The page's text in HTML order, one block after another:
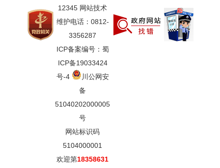
12345 网站技术
维护电话：0812-
3356287
ICP备案编号：蜀
ICP备19033424
号-4
川公网安
备
51040202000005
号
网站标识码
5104000001
欢迎第18358631